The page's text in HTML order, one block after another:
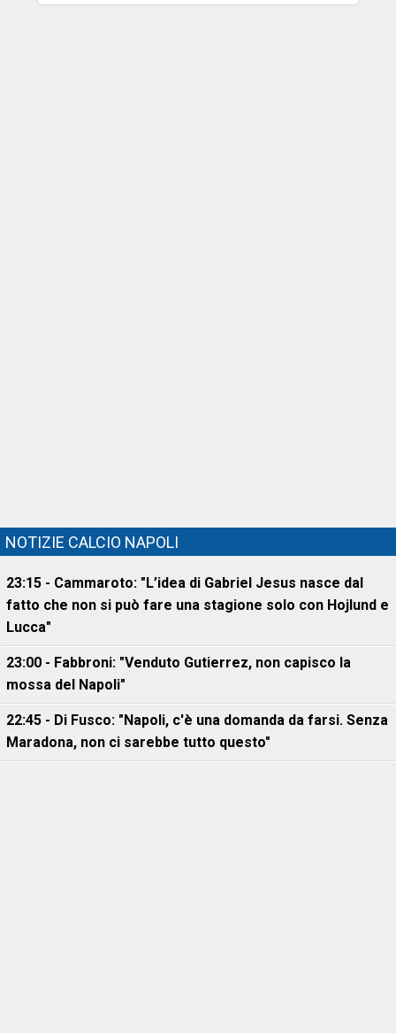
NOTIZIE CALCIO NAPOLI
23:15 - Cammaroto: "L’idea di Gabriel Jesus nasce dal
fatto che non si può fare una stagione solo con Hojlund e
Lucca"
23:00 - Fabbroni: "Venduto Gutierrez, non capisco la
mossa del Napoli"
22:45 - Di Fusco: "Napoli, c'è una domanda da farsi. Senza
Maradona, non ci sarebbe tutto questo"